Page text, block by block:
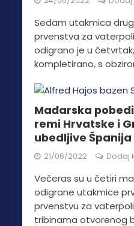
Sedam utakmica
prvenstva za
odigrano je u
kompletirano, s
Mađarska
remi Hrvatske i
ubedljive
21/06/2022 Dodaj
Večeras su u četiri
odigrane utakmice
prvenstvu za
tribinama otvorenog